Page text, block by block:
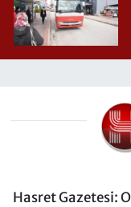
Hasret Gazetesi: